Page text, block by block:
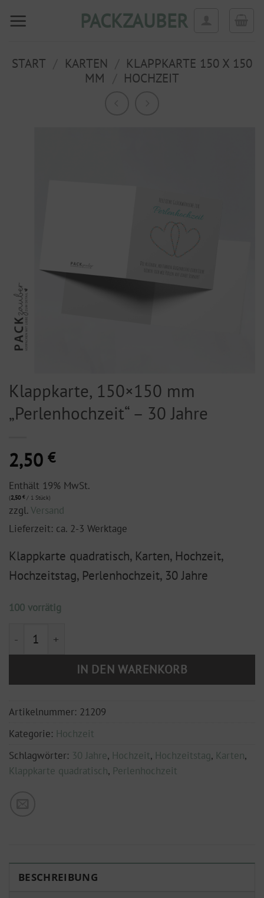
Inhalt
PACKZAUBER
START KARTEN
KLAPPKARTE 150 X 150
MM
HOCHZEIT
Klappkarte, 150×150 mm
„Perlenhochzeit“ – 30 Jahre
2,50 €
Enthält 19% MwSt.
(2,50 €/ 1 Stück)
zzgl.Versand
Lieferzeit: ca. 2-3 Werktage
Klappkarte quadratisch, Karten, Hochzeit,
Hochzeitstag, Perlenhochzeit, 30 Jahre
100 vorrätig
Klappkarte, 150x150 mm "Perlenhochzeit" - 30 Jahre
IN DEN WARENKORB
Artikelnummer: 21209
Kategorie: Hochzeit
Schlagwörter: 30 Jahre, Hochzeit, Hochzeitstag, Karten,
Klappkarte quadratisch, Perlenhochzeit
BESCHREIBUNG